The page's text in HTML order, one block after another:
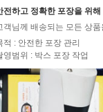
전하고 정확한 포장을 위
객님께 배송되는 모든 상
적 : 안전한 포장 관리
영범위 : 박스 포장 작업